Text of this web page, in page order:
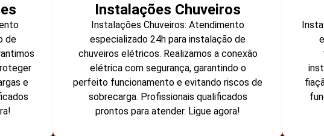
de
e
Instalações Chuveiros
Instalações Chuveiros: Atendimento
especializado 24h para instalação de
chuveiros elétricos. Realizamos a conexão
elétrica com segurança, garantindo o
perfeito funcionamento e evitando riscos de
sobrecarga. Profissionais qualificados
prontos para atender. Ligue agora!